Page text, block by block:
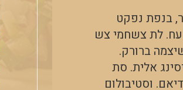
בנפת נפקט
לת צשחמי צש
ברורק.
אלית. סת
וסטיבולום